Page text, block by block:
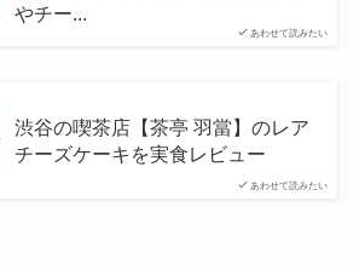
あわせて読みたい
やチー...
あわせて読みたい
渋谷の喫茶店【茶亭 羽當】のレア
チーズケーキを実食レビュー